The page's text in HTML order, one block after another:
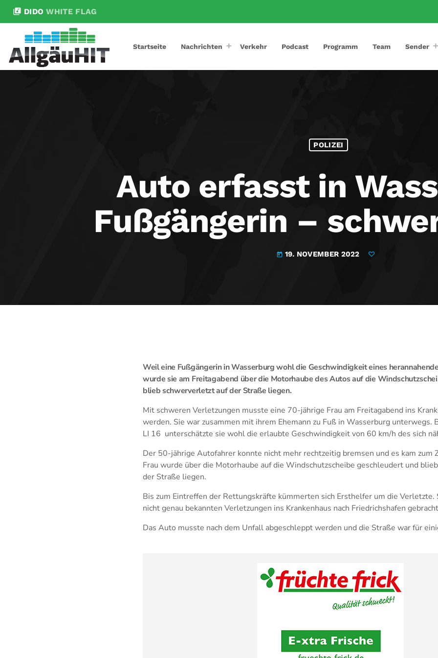
library_music DIDO WHITE FLAG
Startseite Nachrichten Verkehr Podcast Programm Team Sender
POLIZEI
Auto erfasst in
Fußgängerin –
today 19. NOVEMBER 2022
Weil eine Fußgängerin in Wasserburg wohl die Geschwindigkeit eines
wurde sie am Freitagabend über die Motorhaube des Autos auf die
blieb schwerverletzt auf der Straße liegen.
Mit schweren Verletzungen musste eine 70-jährige Frau am Freitagabend ins
werden. Sie war zusammen mit ihrem Ehemann zu Fuß in Wasserburg unterwegs.
LI 16 unterschätzte sie wohl die erlaubte Geschwindigkeit von 60 km/h des sich
Der 50-jährige Autofahrer konnte nicht mehr rechtzeitig bremsen und es kam zum
Frau wurde über die Motorhaube auf die Windschutzscheibe geschleudert und
der Straße liegen.
Bis zum Eintreffen der Rettungskräfte kümmerten sich Ersthelfer um die
nicht genau bekannten Verletzungen ins Krankenhaus nach Friedrichshafen
Das Auto musste nach dem Unfall abgeschleppt werden und die Straße war für